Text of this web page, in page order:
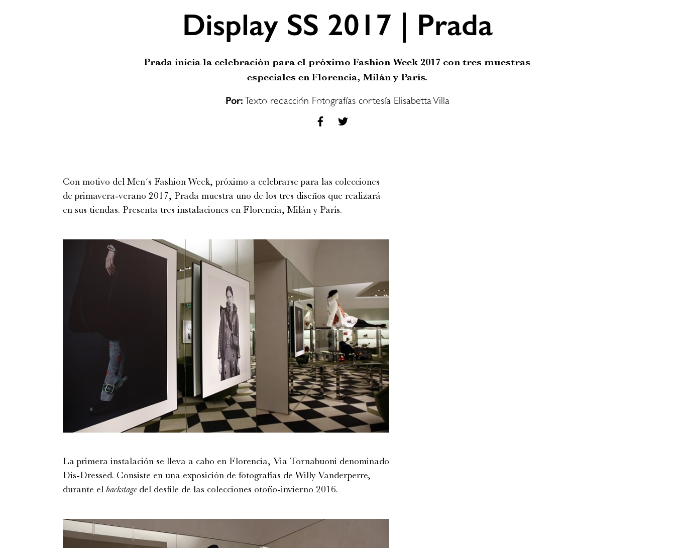
Display SS 2017 | Prada
Prada inicia la celebración para el próximo Fashion Week 2017 con tres muestras
especiales en Florencia, Milán y París.
Por:Texto redacción Fotografías cortesía Elisabetta Villa
Con motivo del Men´s Fashion Week, próximo a celebrarse para las colecciones
de primavera-verano 2017, Prada muestra uno de los tres diseños que realizará
en sus tiendas. Presenta tres instalaciones en Florencia, Milán y París.
La primera instalación se lleva a cabo en Florencia, Via Tornabuoni denominado
Dis-Dressed. Consiste en una exposición de fotografías de Willy Vanderperre,
durante el backstage del desfile de las colecciones otoño-invierno 2016.